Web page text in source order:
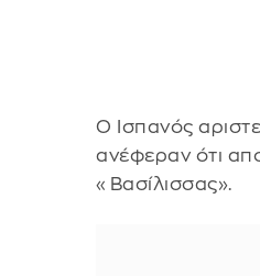
Ο Ισπανός
ανέφεραν ότι
«Βασίλισσας».